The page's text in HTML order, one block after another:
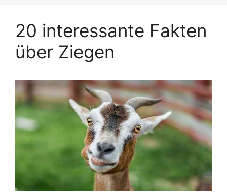
20 interessante Fakten
über Ziegen